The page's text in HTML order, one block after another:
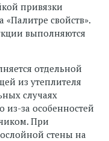
привязки
свойств».
выполняются
отдельной
из утеплителя
случаях
за особенностей
При
стены на